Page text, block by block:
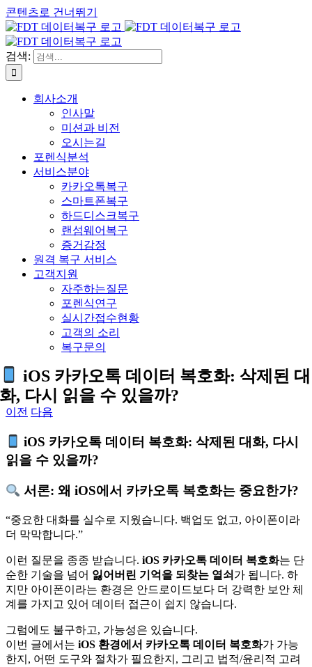
콘텐츠로 건너뛰기
검색:
회사소개
인사말
미션과 비전
오시는길
포렌식분석
서비스분야
카카오톡복구
스마트폰복구
하드디스크복구
랜섬웨어복구
증거감정
원격 복구 서비스
고객지원
자주하는질문
포렌식연구
실시간접수현황
고객의 소리
복구문의
iOS 카카오톡 데이터 복호화: 삭제된 대
화, 다시 읽을 수 있을까?
이전 다음
iOS 카카오톡 데이터 복호화: 삭제된 대화, 다시
읽을 수 있을까?
서론: 왜 iOS에서 카카오톡 복호화는 중요한가?
“중요한 대화를 실수로 지웠습니다. 백업도 없고, 아이폰이라
더 막막합니다.”
이런 질문을 종종 받습니다. iOS 카카오톡 데이터 복호화는 단
순한 기술을 넘어 잃어버린 기억을 되찾는 열쇠 가 됩니다. 하
지만 아이폰이라는 환경은 안드로이드보다 더 강력한 보안 체
계를 가지고 있어 데이터 접근이 쉽지 않습니다.
그럼에도 불구하고, 가능성은 있습니다.
이번 글에서는 iOS 환경에서 카카오톡 데이터 복호화가 가능
한지, 어떤 도구와 절차가 필요한지, 그리고 법적/윤리적 고려